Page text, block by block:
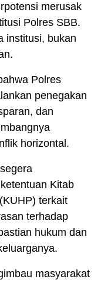
merusak
Polres SBB.
institusi, bukan
Polres
penegakan
dan
horizontal.
Kitab
terkait
terhadap
hukum dan
masyarakat